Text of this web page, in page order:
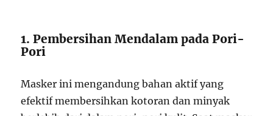
1. Pembersihan Mendalam pada Pori-
Pori
Masker ini mengandung bahan aktif yang
efektif membersihkan kotoran dan minyak